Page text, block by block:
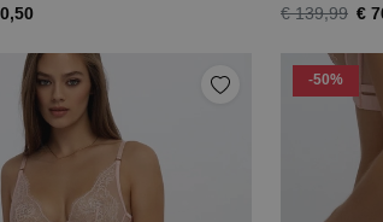
€ 139,99 €
-50%